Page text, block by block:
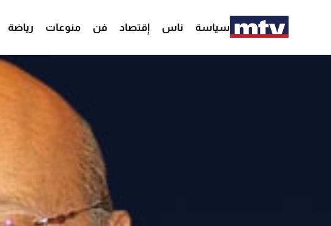
سياسة ناس إقتصاد فن منوعات رياضة